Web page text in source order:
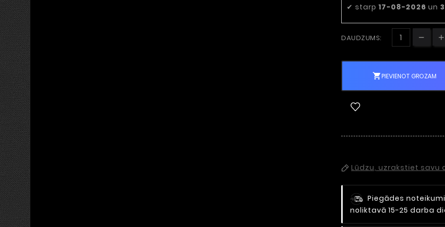
✔ starp 17-08-2026 un
DAUDZUMS:
PIEVIENOT GROZAM
Lūdzu, uzrakstiet savu
Piegādes noteikumi
noliktavā 15-25 darba